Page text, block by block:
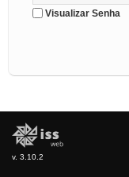
Visualizar Senha
v. 3.10.2